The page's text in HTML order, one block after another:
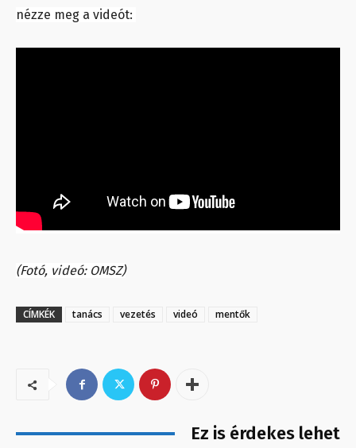
nézze meg a videót:
(Fotó, videó: OMSZ)
CÍMKÉK tanács vezetés videó mentők
Ez is érdekes lehet